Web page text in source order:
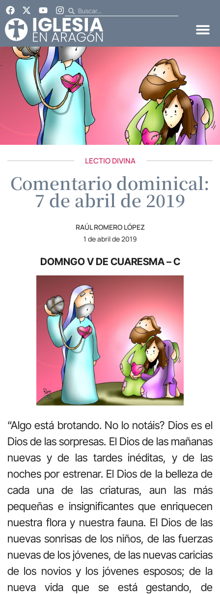
LECTIO DIVINA
Comentario dominical:
7 de abril de 2019
RAÚL ROMERO LÓPEZ
1 de abril de 2019
DOMNGO V DE CUARESMA – C
“Algo está brotando. No lo notáis? Dios es el
Dios de las sorpresas. El Dios de las mañanas
nuevas y de las tardes inéditas, y de las
noches por estrenar. El Dios de la belleza de
cada una de las criaturas, aun las más
pequeñas e insignificantes que enriquecen
nuestra flora y nuestra fauna. El Dios de las
nuevas sonrisas de los niños, de las fuerzas
nuevas de los jóvenes, de las nuevas caricias
de los novios y los jóvenes esposos; de la
nueva vida que se está gestando, de